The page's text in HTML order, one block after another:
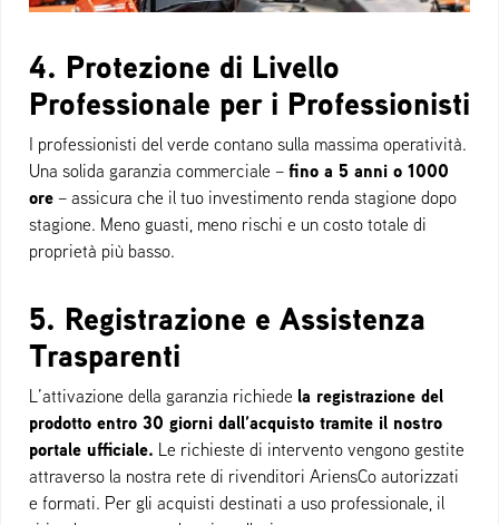
4. Protezione di Livello
Professionale per i Professionisti
I professionisti del verde contano sulla massima operatività.
Una solida garanzia commerciale – fino a 5 anni o 1000
ore – assicura che il tuo investimento renda stagione dopo
stagione. Meno guasti, meno rischi e un costo totale di
proprietà più basso.
5. Registrazione e Assistenza
Trasparenti
L’attivazione della garanzia richiede la registrazione del
prodotto entro 30 giorni dall’acquisto tramite il nostro
portale ufficiale. Le richieste di intervento vengono gestite
attraverso la nostra rete di rivenditori AriensCo autorizzati
e formati. Per gli acquisti destinati a uso professionale, il